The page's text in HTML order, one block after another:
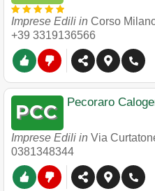
Imprese Edili in Corso
+39 3319136566
Pecoraro
Imprese Edili in Via
0381348344